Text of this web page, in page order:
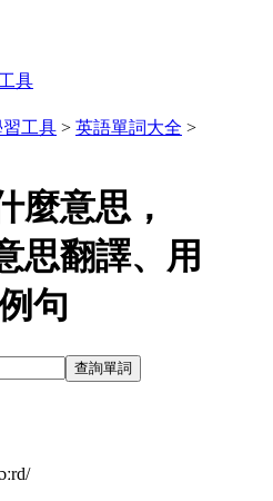
具
習工具 > 英語單詞大全 >
麼意思，
思翻譯、用
句